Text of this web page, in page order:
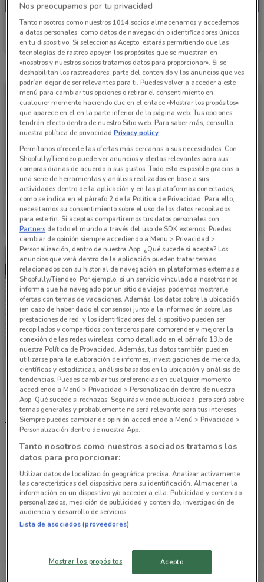
Grupo Financiero Inbursa
Caduca el 15/10
Grupo Financiero Inbursa
457 m
Grupo Financiero Inbursa
457 m
Tiendas Grupo Financiero Inbursa más cercanas
Insurgentes Sur No. 825 Col. Napoles Del. Benito
Juarez Ciudad De México
457 m
ABIERTO
Insurgentes Sur No. 882 Col. Del Valle Ciudad De
Av. Coyoacan No. 141 Col. Del Valle Del. Benito
Nos preocupamos por tu privacidad
Tanto nosotros como nuestros 1014socios almacenamos y accedemos
a datos personales, como datos de navegación o identificadores únicos,
en tu dispositivo. Si seleccionas Acepto, estarás permitiendo que las
tecnologías de rastreo apoyen los propósitos que se muestran en
«nosotros y nuestros socios tratamos datos para proporcionar». Si se
deshabilitan los rastreadores, parte del contenido y los anuncios que ves
podrían dejar de ser relevantes para ti. Puedes volver a acceder a este
menú para cambiar tus opciones o retirar el consentimiento en
cualquier momento haciendo clic en el enlace «Mostrar los propósitos»
que aparece en el en la parte inferior de la página web. Tus opciones
tendrán efecto dentro de nuestro Sitio web. Para saber más, consulta
nuestra política de privacidad.Privacy policy
Permítanos ofrecerle las ofertas más cercanas a sus necesidades: Con
Shopfully/Tiendeo puede ver anuncios y ofertas relevantes para sus
compras diarias de acuerdo a sus gustos. Todo esto es posible gracias a
una serie de herramientas y análisis realizados en base a sus
actividades dentro de la aplicación y en las plataformas conectadas,
como se indica en el párrafo 2 de la Política de Privacidad. Para ello,
necesitamos su consentimiento sobre el uso de los datos recopilados
para este fin. Si aceptas compartiremos tus datos personales con
Partners de todo el mundo a través del uso de SDK externos. Puedes
cambiar de opinión siempre accediendo a Menu > Privacidad >
Personalización, dentro de nuestra App. ¿Qué sucede si acepta? Los
anuncios que verá dentro de la aplicación pueden tratar temas
relacionados con su historial de navegación en plataformas externas a
Shopfully/Tiendeo. Por ejemplo, si un servicio vinculado a nosotros nos
informa que ha navegado por un sitio de viajes, podemos mostrarle
ofertas con temas de vacaciones. Además, los datos sobre la ubicación
(en caso de haber dado el consenso) junto a la información sobre las
prestaciones de red, y los identificadores del dispositivo pueden ser
recopilados y compartidos con terceros para comprender y mejorar la
conexión de las redes wireless, como detallado en el párrafo 13.b de
nuestra Política de Provacidad. Además, tus datos también pueden
utilizarse para la elaboración de informes, investigaciones de mercado,
científicas y estadísticas, análisis basados en la ubicación y análisis de
tendencias. Puedes cambiar tus preferencias en cualquier momento
accediendo a Menú > Privacidad > Personalización dentro de nuestra
App. Qué sucede si rechazas: Seguirás viendo publicidad, pero será sobre
temas generales y probablemente no será relevante para tus intereses.
Siempre puedes cambiar de opinión accediendo a Menú > Privacidad >
Personalización dentro de nuestra App.
Tanto nosotros como nuestros asociados tratamos los
datos para proporcionar:
Utilizar datos de localización geográfica precisa. Analizar activamente
las características del dispositivo para su identificación. Almacenar la
información en un dispositivo y/o acceder a ella. Publicidad y contenido
personalizados, medición de publicidad y contenido, investigación de
audiencia y desarrollo de servicios.
Lista de asociados (proveedores)
Mostrar los propósitos Acepto